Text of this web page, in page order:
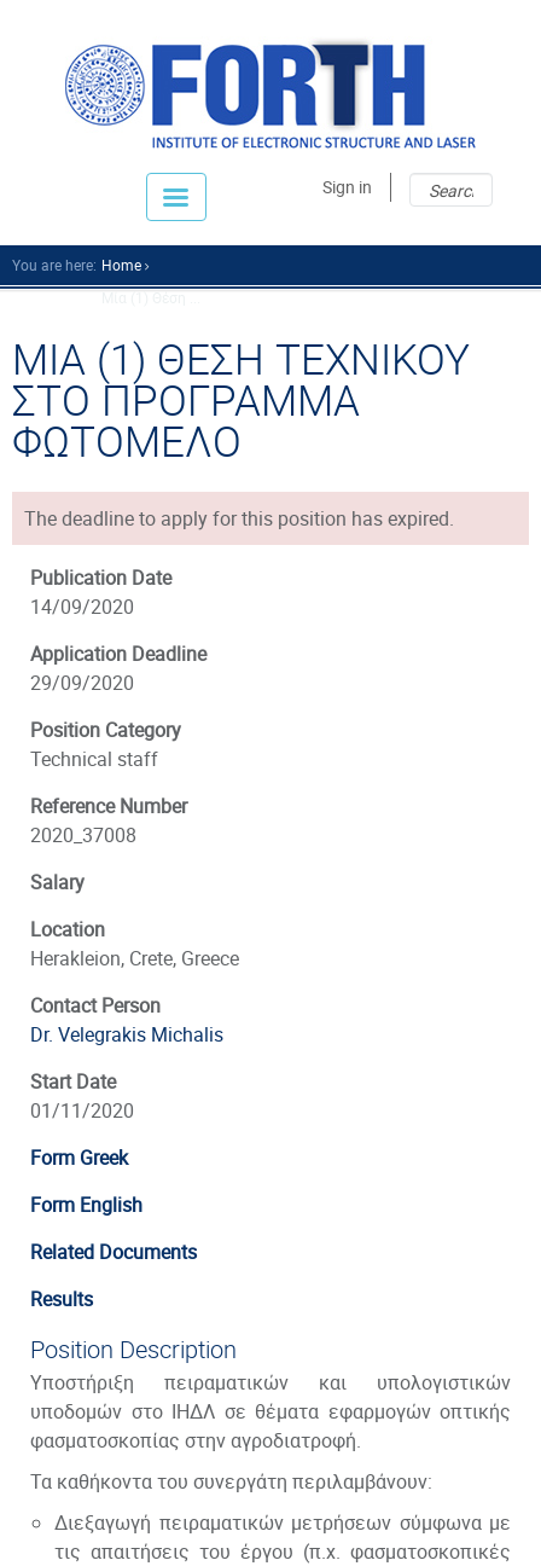
Sign in
You are here: Home
ΜΙΑ (1) ΘΕΣΗ ΤΕΧΝΙΚΟΥ
ΣΤΟ ΠΡΟΓΡΑΜΜΑ
ΦΩΤΟΜΕΛΟ
The deadline to apply for this position has expired.
Publication Date
14/09/2020
Application Deadline
29/09/2020
Position Category
Technical staff
Reference Number
2020_37008
Salary
Location
Herakleion, Crete, Greece
Contact Person
Dr. Velegrakis Michalis
Start Date
01/11/2020
Form Greek
Form English
Related Documents
Results
Position Description
Υποστήριξη πειραματικών και υπολογιστικών
υποδομών στο ΙΗΔΛ σε θέματα εφαρμογών οπτικής
φασματοσκοπίας στην αγροδιατροφή.
Τα καθήκοντα του συνεργάτη περιλαμβάνουν:
Διεξαγωγή πειραματικών μετρήσεων σύμφωνα με
τις απαιτήσεις του έργου (π.χ. φασματοσκοπικές